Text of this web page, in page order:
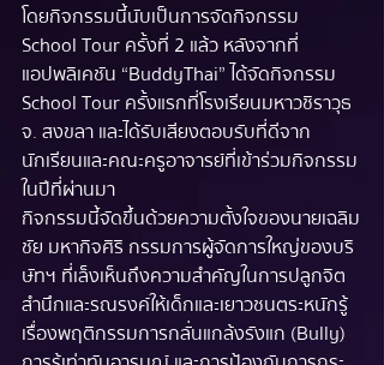
โดยกิจกรรมนี้นับเป็นการจัดกิจกรรม
School Tour ครั้งที่ 2 แล้ว หลังจากที่
แอปพลิเคชัน “BuddyThai”  ได้จัดกิจกรรม
School Tour ครั้งแรกที่โรงเรียนมหาวชิราวุธ
จ. สงขลา และได้รับเสียงตอบรับที่ดีจาก
นักเรียนและคณะครูอาจารย์ที่เข้าร่วมกิจกรรม
ในปีที่ผ่านมา
กิจกรรมนี้จัดขึ้นด้วยความตั้งใจของนายเฉลิม
ชัย มหากิจศิริ กรรมการผู้จัดการใหญ่ของบริ
ษัทฯ ที่เล็งเห็นถึงความสำคัญในการปลูกจิต
สำนึกและรณรงค์ให้เด็กและเยาวชนตระหนักรู้
เรื่องพฤติกรรมการกลั่นแกล้งรังแก  (Bully)